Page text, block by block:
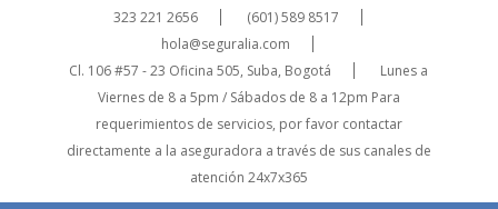
323 221 2656
(601) 589 8517
hola@seguralia.com
Cl. 106 #57 - 23 Oficina 505, Suba, Bogotá
Lunes a
Viernes de 8 a 5pm / Sábados de 8 a 12pm Para
requerimientos de servicios, por favor contactar
directamente a la aseguradora a través de sus canales de
atención 24x7x365